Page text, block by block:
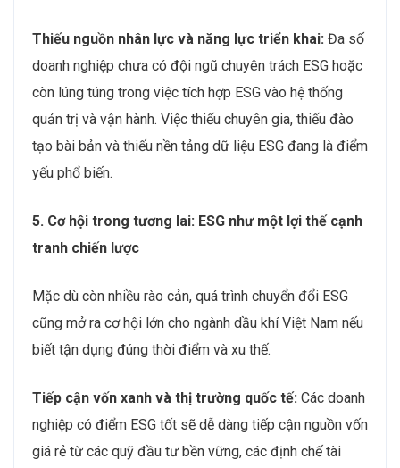
Thiếu nguồn nhân lực và năng lực triển khai: Đa số
doanh nghiệp chưa có đội ngũ chuyên trách ESG hoặc
còn lúng túng trong việc tích hợp ESG vào hệ thống
quản trị và vận hành. Việc thiếu chuyên gia, thiếu đào
tạo bài bản và thiếu nền tảng dữ liệu ESG đang là điểm
yếu phổ biến.
5. Cơ hội trong tương lai: ESG như một lợi thế cạnh
tranh chiến lược
Mặc dù còn nhiều rào cản, quá trình chuyển đổi ESG
cũng mở ra cơ hội lớn cho ngành dầu khí Việt Nam nếu
biết tận dụng đúng thời điểm và xu thế.
Tiếp cận vốn xanh và thị trường quốc tế: Các doanh
nghiệp có điểm ESG tốt sẽ dễ dàng tiếp cận nguồn vốn
giá rẻ từ các quỹ đầu tư bền vững, các định chế tài